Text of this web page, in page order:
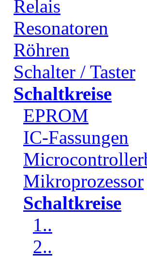
Relais
Resonatoren
Röhren
Schalter / Taster
Schaltkreise
EPROM
IC-Fassungen
Mikroprozessor
Schaltkreise
1..
2..